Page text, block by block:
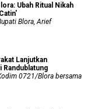
Ubah Ritual Nikah
Blora, Arief
Lanjutkan
Randublatung
0721/Blora bersama